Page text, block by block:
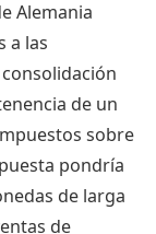
Alemania
a las
de un
sobre
pondría
de larga
de